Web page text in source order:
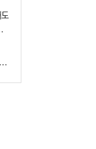
‘적체’ 심화
주거지-백양산 연결 녹지 조성